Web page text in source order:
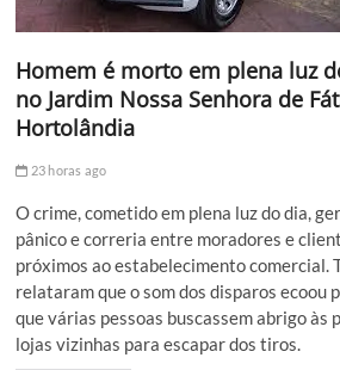
Homem é morto em plena luz
no Jardim Nossa Senhora de
Hortolândia
23 horas ago
O crime, cometido em plena luz do dia,
pânico e correria entre moradores e
próximos ao estabelecimento comercial.
relataram que o som dos disparos ecoou
que várias pessoas buscassem abrigo às
lojas vizinhas para escapar dos tiros.